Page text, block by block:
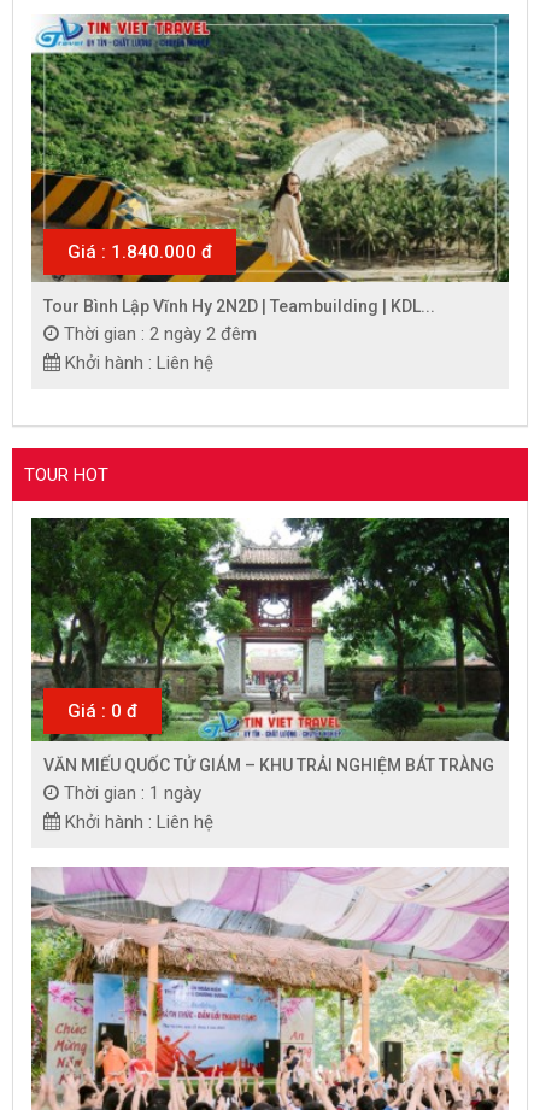
Giá : 1.840.000 đ
Tour Bình Lập Vĩnh Hy 2N2D | Teambuilding | KDL...
Thời gian : 2 ngày 2 đêm
Khởi hành : Liên hệ
TOUR HOT
Giá : 0 đ
VĂN MIẾU QUỐC TỬ GIÁM – KHU TRẢI NGHIỆM BÁT TRÀNG
Thời gian : 1 ngày
Khởi hành : Liên hệ